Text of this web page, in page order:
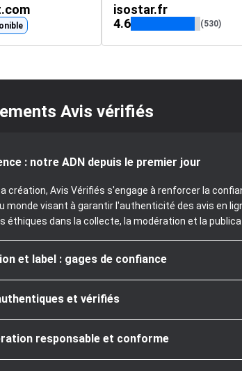
isostar.fr
4.6
(530)
Avis vérifiés
: notre ADN depuis le premier jour
création, Avis Vérifiés s'engage à renforcer la
monde visant à garantir l'authenticité des avis en
éthiques dans la collecte, la modération et la
et label : gages de confiance
et vérifiés
responsable et conforme